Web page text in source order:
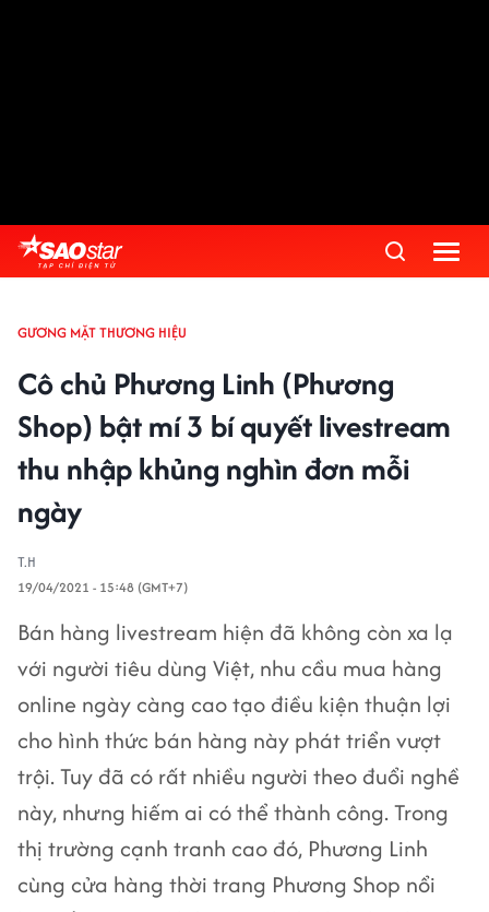
GƯƠNG MẶT THƯƠNG HIỆU
Cô chủ Phương Linh (Phương
Shop) bật mí 3 bí quyết livestream
thu nhập khủng nghìn đơn mỗi
ngày
T.H
19/04/2021 - 15:48 (GMT+7)
Bán hàng livestream hiện đã không còn xa lạ
với người tiêu dùng Việt, nhu cầu mua hàng
online ngày càng cao tạo điều kiện thuận lợi
cho hình thức bán hàng này phát triển vượt
trội. Tuy đã có rất nhiều người theo đuổi nghề
này, nhưng hiếm ai có thể thành công. Trong
thị trường cạnh tranh cao đó, Phương Linh
cùng cửa hàng thời trang Phương Shop nổi